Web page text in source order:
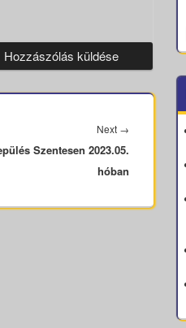
Next →
Szentesen 2023.05.
hóban